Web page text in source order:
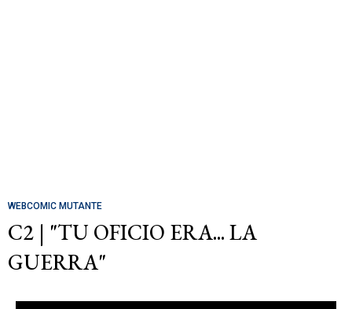
WEBCOMIC MUTANTE
C2 | "TU OFICIO ERA... LA
GUERRA"